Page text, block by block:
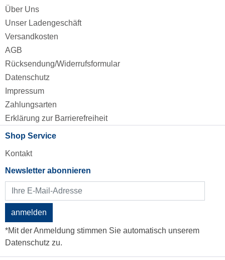
Über Uns
Unser Ladengeschäft
Versandkosten
AGB
Rücksendung/Widerrufsformular
Datenschutz
Impressum
Zahlungsarten
Erklärung zur Barrierefreiheit
Shop Service
Kontakt
Newsletter abonnieren
anmelden
*Mit der Anmeldung stimmen Sie automatisch unserem
Datenschutz zu.